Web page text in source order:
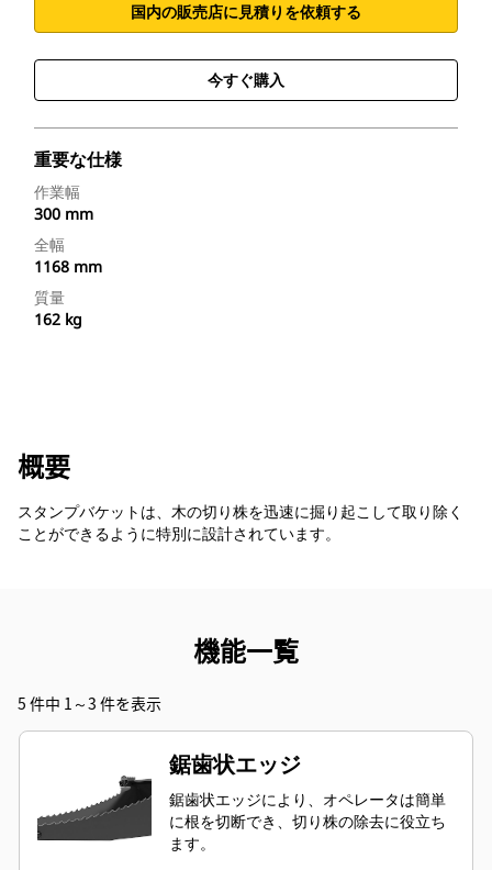
国内の販売店に見積りを依頼する
今すぐ購入
重要な仕様
作業幅
300 mm
全幅
1168 mm
質量
162 kg
概要
スタンプバケットは、木の切り株を迅速に掘り起こして取り除く
ことができるように特別に設計されています。
機能一覧
5 件中 1～3 件を表示
鋸歯状エッジ
鋸歯状エッジにより、オペレータは簡単
に根を切断でき、切り株の除去に役立ち
ます。